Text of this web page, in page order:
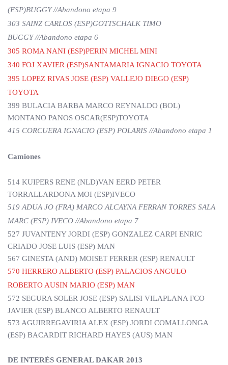
(ESP)BUGGY //Abandono etapa 9
303 SAINZ CARLOS (ESP)GOTTSCHALK TIMO
BUGGY //Abandono etapa 6
305 ROMA NANI (ESP)PERIN MICHEL MINI
340 FOJ XAVIER (ESP)SANTAMARIA IGNACIO TOYOTA
395 LOPEZ RIVAS JOSE (ESP) VALLEJO DIEGO (ESP)
TOYOTA
399 BULACIA BARBA MARCO REYNALDO (BOL)
MONTANO PANOS OSCAR(ESP)TOYOTA
415 CORCUERA IGNACIO (ESP) POLARIS //Abandono etapa 1
Camiones
514 KUIPERS RENE (NLD)VAN EERD PETER
TORRALLARDONA MOI (ESP)IVECO
519 ADUA JO (FRA) MARCO ALCAYNA FERRAN TORRES SALA
MARC (ESP) IVECO //Abandono etapa 7
527 JUVANTENY JORDI (ESP) GONZALEZ CARPI ENRIC
CRIADO JOSE LUIS (ESP) MAN
567 GINESTA (AND) MOISET FERRER (ESP) RENAULT
570 HERRERO ALBERTO (ESP) PALACIOS ANGULO
ROBERTO AUSIN MARIO (ESP) MAN
572 SEGURA SOLER JOSE (ESP) SALISI VILAPLANA FCO
JAVIER (ESP) BLANCO ALBERTO RENAULT
573 AGUIRREGAVIRIA ALEX (ESP) JORDI COMALLONGA
(ESP) BACARDIT RICHARD HAYES (AUS) MAN
DE INTERÉS GENERAL DAKAR 2013